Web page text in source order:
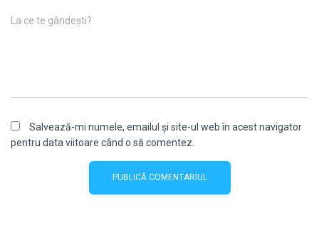
La ce te gândești?
Salvează-mi numele, emailul și site-ul web în acest navigator
pentru data viitoare când o să comentez.